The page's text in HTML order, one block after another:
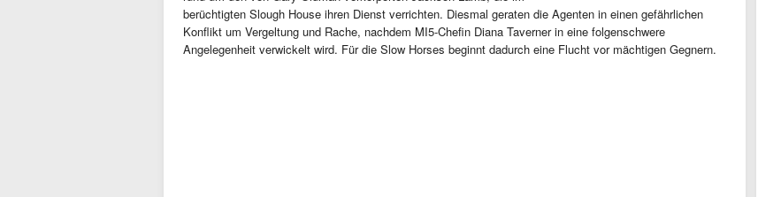
berüchtigten Slough House ihren Dienst verrichten. Diesmal geraten die Agenten in einen gefährlichen
Konflikt um Vergeltung und Rache, nachdem MI5-Chefin Diana Taverner in eine folgenschwere
Angelegenheit verwickelt wird. Für die Slow Horses beginnt dadurch eine Flucht vor mächtigen Gegnern.